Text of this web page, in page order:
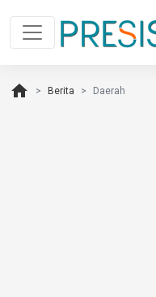
home Berita Daerah